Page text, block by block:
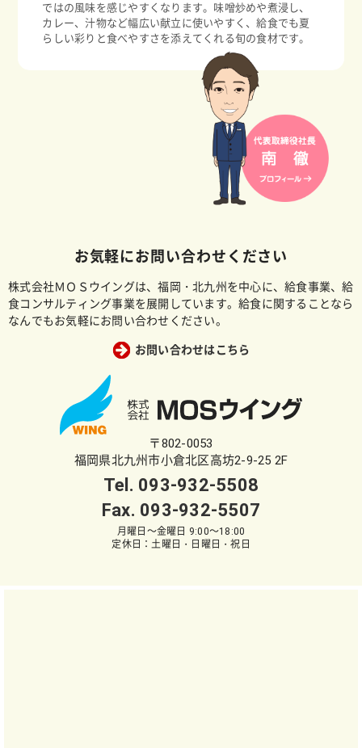
ではの風味を感じやすくなります。味噌炒めや煮浸し、
カレー、汁物など幅広い献立に使いやすく、給食でも夏
らしい彩りと食べやすさを添えてくれる旬の食材です。
お気軽にお問い合わせください
株式会社ＭＯＳウイングは、福岡・北九州を中心に、給食事業、給
食コンサルティング事業を展開しています。給食に関することなら
なんでもお気軽にお問い合わせください。
お問い合わせはこちら
〒802-0053
福岡県北九州市小倉北区高坊2-9-25 2F
Tel. 093-932-5508
Fax. 093-932-5507
月曜日～金曜日 9:00～18:00
定休日：土曜日・日曜日・祝日